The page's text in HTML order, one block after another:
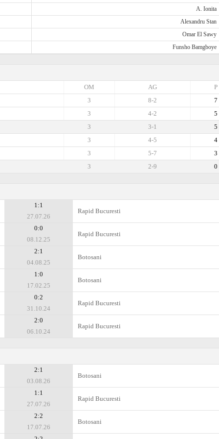
A. Ionita
Alexandru Stan
Omar El Sawy
Funsho Bamgboye
P
AG
OM
7
8-2
3
5
4-2
3
5
3-1
3
4
4-5
3
3
5-7
3
0
2-9
3
1:1
27.07.26
Rapid Bucuresti
0:0
08.12.25
Rapid Bucuresti
2:1
04.08.25
Botosani
1:0
17.02.25
Botosani
0:2
31.10.24
Rapid Bucuresti
2:0
06.10.24
Rapid Bucuresti
2:1
03.08.26
Botosani
1:1
27.07.26
Rapid Bucuresti
2:2
17.07.26
Botosani